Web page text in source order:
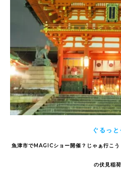
ぐるっ
魚津市でMAGICショー開催？じゃぁ行こ
の伏見稲